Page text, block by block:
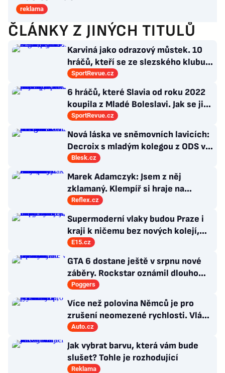
reklama
ČLÁNKY Z JINÝCH TITULŮ
Karviná jako odrazový můstek. 10
hráčů, kteří se ze slezského klubu
probili k lukrativnímu angažmá
SportRevue.cz
6 hráčů, které Slavia od roku 2022
koupila z Mladé Boleslavi. Jak se jim
po přestupu do Edenu vedlo?
SportRevue.cz
Nová láska ve sněmovních lavicích:
Decroix s mladým kolegou z ODS v
bazénu pod Sněžkou
Blesk.cz
Marek Adamczyk: Jsem z něj
zklamaný. Klempíř si hraje na
ministra. Nestačí se tak tvářit, musí
Reflex.cz
Supermoderní vlaky budou Praze i
kraji k ničemu bez nových kolejí,
říká radní Borecký
E15.cz
GTA 6 dostane ještě v srpnu nové
záběry. Rockstar oznámil dlouho
očekávanou prezentaci
Poggers
Více než polovina Němců je pro
zrušení neomezené rychlosti. Vláda
řekla, co si o tom myslí
Auto.cz
Jak vybrat barvu, která vám bude
slušet? Tohle je rozhodující
Reklama